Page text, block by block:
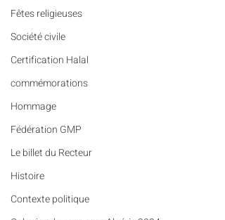
Fêtes religieuses
Société civile
Certification Halal
commémorations
Hommage
Fédération GMP
Le billet du Recteur
Histoire
Contexte politique